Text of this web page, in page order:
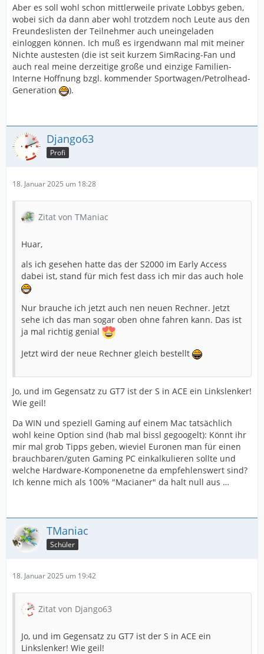
Aber es soll wohl schon mittlerweile private Lobbys geben,
wobei sich da dann aber wohl trotzdem noch Leute aus den
Freundeslisten der Teilnehmer auch uneingeladen
einloggen können. Ich muß es irgendwann mal mit meiner
Nichte austesten (die ist seit kurzem SimRacing-Fan und
auch real meine derzeitige große und einzige Familien-
Interne Hoffnung bzgl. kommender Sportwagen/Petrolhead-
Generation
).
Django63
Profi
18. Januar 2025 um 18:28
Zitat von TManiac
Huar,
als ich gesehen hatte das der S2000 im Early Access
dabei ist, stand für mich fest dass ich mir das auch hole
Nur brauche ich jetzt auch nen neuen Rechner. Jetzt
sehe ich das man sogar oben ohne fahren kann. Das ist
ja mal richtig genial
Jetzt wird der neue Rechner gleich bestellt
Jo, und im Gegensatz zu GT7 ist der S in ACE ein Linkslenker!
Wie geil!
Da WIN und speziell Gaming auf einem Mac tatsächlich
wohl keine Option sind (hab mal bissl gegoogelt): Könnt ihr
mir mal grob Tipps geben, wieviel Euronen man für einen
brauchbaren/guten Gaming PC einkalkulieren sollte und
welche Hardware-Komponenetne da empfehlenswert sind?
Ich kenne mich als 100% "Macianer" da halt null aus …
TManiac
Schüler
18. Januar 2025 um 19:42
Zitat von Django63
Jo, und im Gegensatz zu GT7 ist der S in ACE ein
Linkslenker! Wie geil!